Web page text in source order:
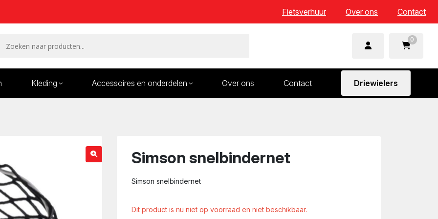
Fietsverhuur Over ons Contact
0
Kleding Accessoires en onderdelen Over ons Contact Driewielers
Simson snelbindernet
Simson snelbindernet
Dit product is nu niet op voorraad en niet beschikbaar.